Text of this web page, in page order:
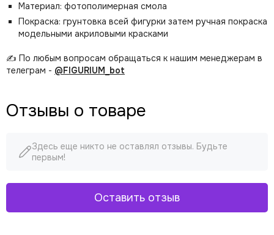
Материал: фотополимерная смола
Покраска: грунтовка всей фигурки затем ручная покраска
модельными акриловыми красками
✍️ По любым вопросам обращаться к нашим менеджерам в
телеграм - @FIGURIUM_bot
Отзывы о товаре
Здесь еще никто не оставлял отзывы. Будьте
первым!
Оставить отзыв